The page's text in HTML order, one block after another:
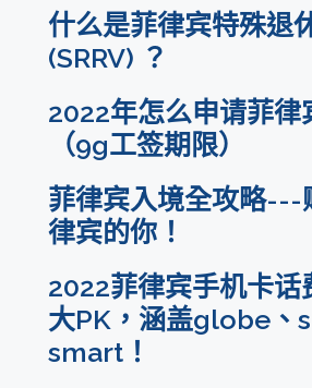
什么是菲律宾特殊退
(SRRV) ？
2022年怎么申请菲律
（9g工签期限）
菲律宾入境全攻略---
律宾的你！
2022菲律宾手机卡话
大PK，涵盖globe、
smart！